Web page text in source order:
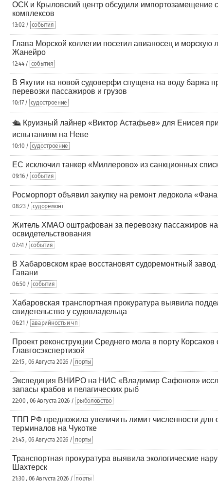
ОСК и Крыловский центр обсудили импортозамещение
комплексов
13:02 / события
Глава Морской коллегии посетил авианосец и морскую
Жанейро
12:44 / события
В Якутии на новой судоверфи спущена на воду баржа
перевозки пассажиров и грузов
10:17 / судостроение
🛳️ Круизный лайнер «Виктор Астафьев» для Енисея
испытаниям на Неве
10:10 / судостроение
ЕС исключил танкер «Миллерово» из санкционных
09:16 / события
Росморпорт объявил закупку на ремонт ледокола
08:23 / судоремонт
Житель ХМАО оштрафован за перевозку пассажиров на
освидетельствования
07:41 / события
В Хабаровском крае восстановят судоремонтный
Гавани
06:50 / события
Хабаровская транспортная прокуратура выявила
свидетельство у судовладельца
06:21 / аварийность и чп
Проект реконструкции Среднего мола в порту Корсаков
Главгосэкспертизой
22:15 , 06 Августа 2026 / порты
Экспедиция ВНИРО на НИС «Владимир Сафонов»
запасы крабов и пелагических рыб
22:00 , 06 Августа 2026 / рыболовство
ТПП РФ предложила увеличить лимит численности для
терминалов на Чукотке
21:45 , 06 Августа 2026 / порты
Транспортная прокуратура выявила экологические
Шахтерск
21:30 , 06 Августа 2026 / порты